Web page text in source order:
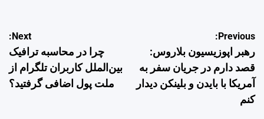
راهبری
نوشته
Previous:
رهبر اپوزیسیون بلاروس:
قصد دارم در جریان سفر به
آمریکا با بایدن و بلینکن دیدار
کنم
Next:
چرا در محاسبه ترافیک
بین‌الملل کاربران تلگرام از
ملت پول اضافی گرفتید؟